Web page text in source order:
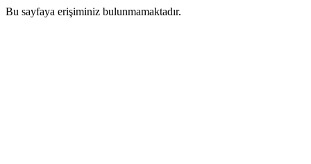
Bu sayfaya erişiminiz bulunmamaktadır.